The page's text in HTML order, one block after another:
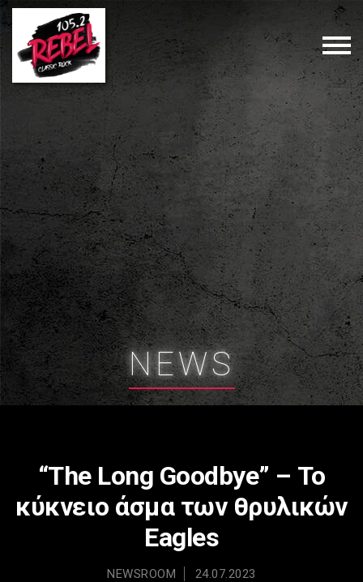
NEWS
“The Long Goodbye” – Το
κύκνειο άσμα των θρυλικών
Eagles
NEWSROOM 24.07.2023